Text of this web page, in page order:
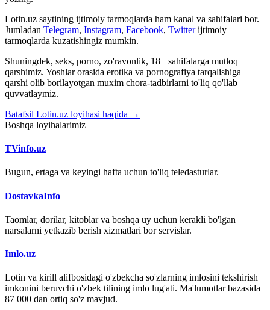
Lotin.uz saytining ijtimoiy tarmoqlarda ham kanal va sahifalari bor.
Jumladan Telegram, Instagram, Facebook, Twitter ijtimoiy
tarmoqlarda kuzatishingiz mumkin.
Shuningdek, seks, porno, zo'ravonlik, 18+ sahifalarga mutloq
qarshimiz. Yoshlar orasida erotika va pornografiya tarqalishiga
qarshi olib borilayotgan muxim chora-tadbirlarni to'liq qo'llab
quvvatlaymiz.
Batafsil Lotin.uz loyihasi haqida →
Boshqa loyihalarimiz
TVinfo.uz
Bugun, ertaga va keyingi hafta uchun to'liq teledasturlar.
DostavkaInfo
Taomlar, dorilar, kitoblar va boshqa uy uchun kerakli bo'lgan
narsalarni yetkazib berish xizmatlari bor servislar.
Imlo.uz
Lotin va kirill alifbosidagi o'zbekcha so'zlarning imlosini tekshirish
imkonini beruvchi o'zbek tilining imlo lug'ati. Ma'lumotlar bazasida
87 000 dan ortiq so'z mavjud.